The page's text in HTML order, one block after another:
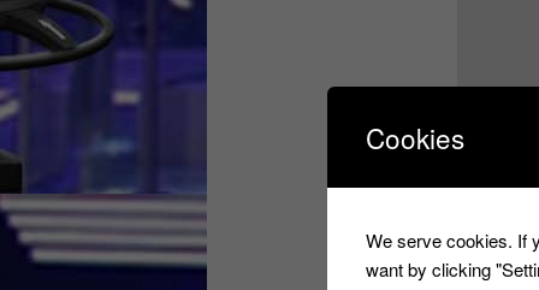
Cookies
We serve cookies. If
want by clicking